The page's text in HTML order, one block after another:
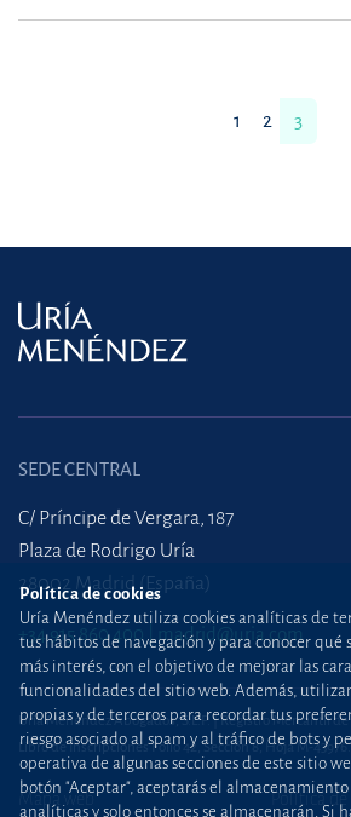
1 2 3
SEDE CENTRAL
C/ Príncipe de Vergara, 187
Plaza de Rodrigo Uría
28002 Madrid (España)
+34 915 860 400 madrid@uria.com
Uría Menéndez Abogados, S.L.P. | Registro Mercantil de
Libro de Inscripciones Folio 42, Sección 8, Hoja M-
Mapa web Política de
Política de cookies
Uría Menéndez utiliza cookies analíticas de
tus hábitos de navegación y para conocer qué
más interés, con el objetivo de mejorar las
funcionalidades del sitio web. Además,
propias y de terceros para recordar tus
riesgo asociado al spam y al tráfico de bots y
operativa de algunas secciones de este sitio
botón "Aceptar", aceptarás el almacenamiento
analíticas y solo entonces se almacenarán. Si